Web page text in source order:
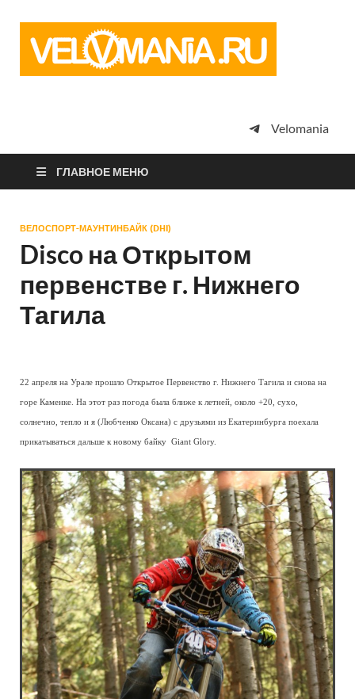
просто
Velomania
ГЛАВНОЕ МЕНЮ
ВЕЛОСПОРТ-МАУНТИНБАЙК (DHI)
Disco на Открытом
первенстве г. Нижнего
Тагила
22 апреля на Урале прошло Открытое Первенство г. Нижнего Тагила и снова на
горе Каменке. На этот раз погода была ближе к летней, около +20, сухо,
солнечно, тепло и я (Любченко Оксана) с друзьями из Екатеринбурга поехала
прикатываться дальше к новому байку Giant Glory.